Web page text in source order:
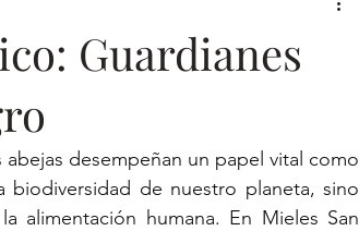
Guardianes
desempeñan un papel vital como
biodiversidad de nuestro planeta, sino
alimentación humana. En Mieles San